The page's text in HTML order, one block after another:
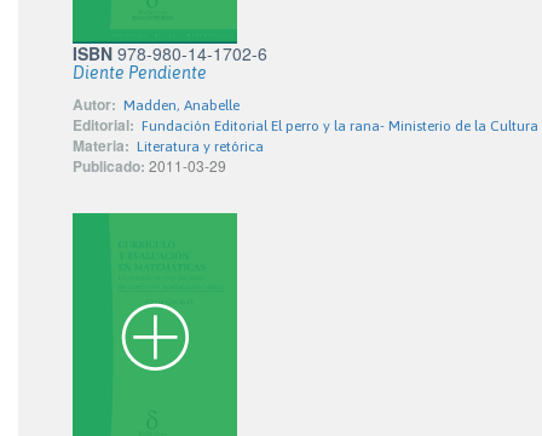
ISBN 978-980-14-1702-6
Diente Pendiente
Autor: Madden, Anabelle
Editorial: Fundación Editorial El perro y la rana- Ministerio de la Cultura
Materia: Literatura y retórica
Publicado: 2011-03-29